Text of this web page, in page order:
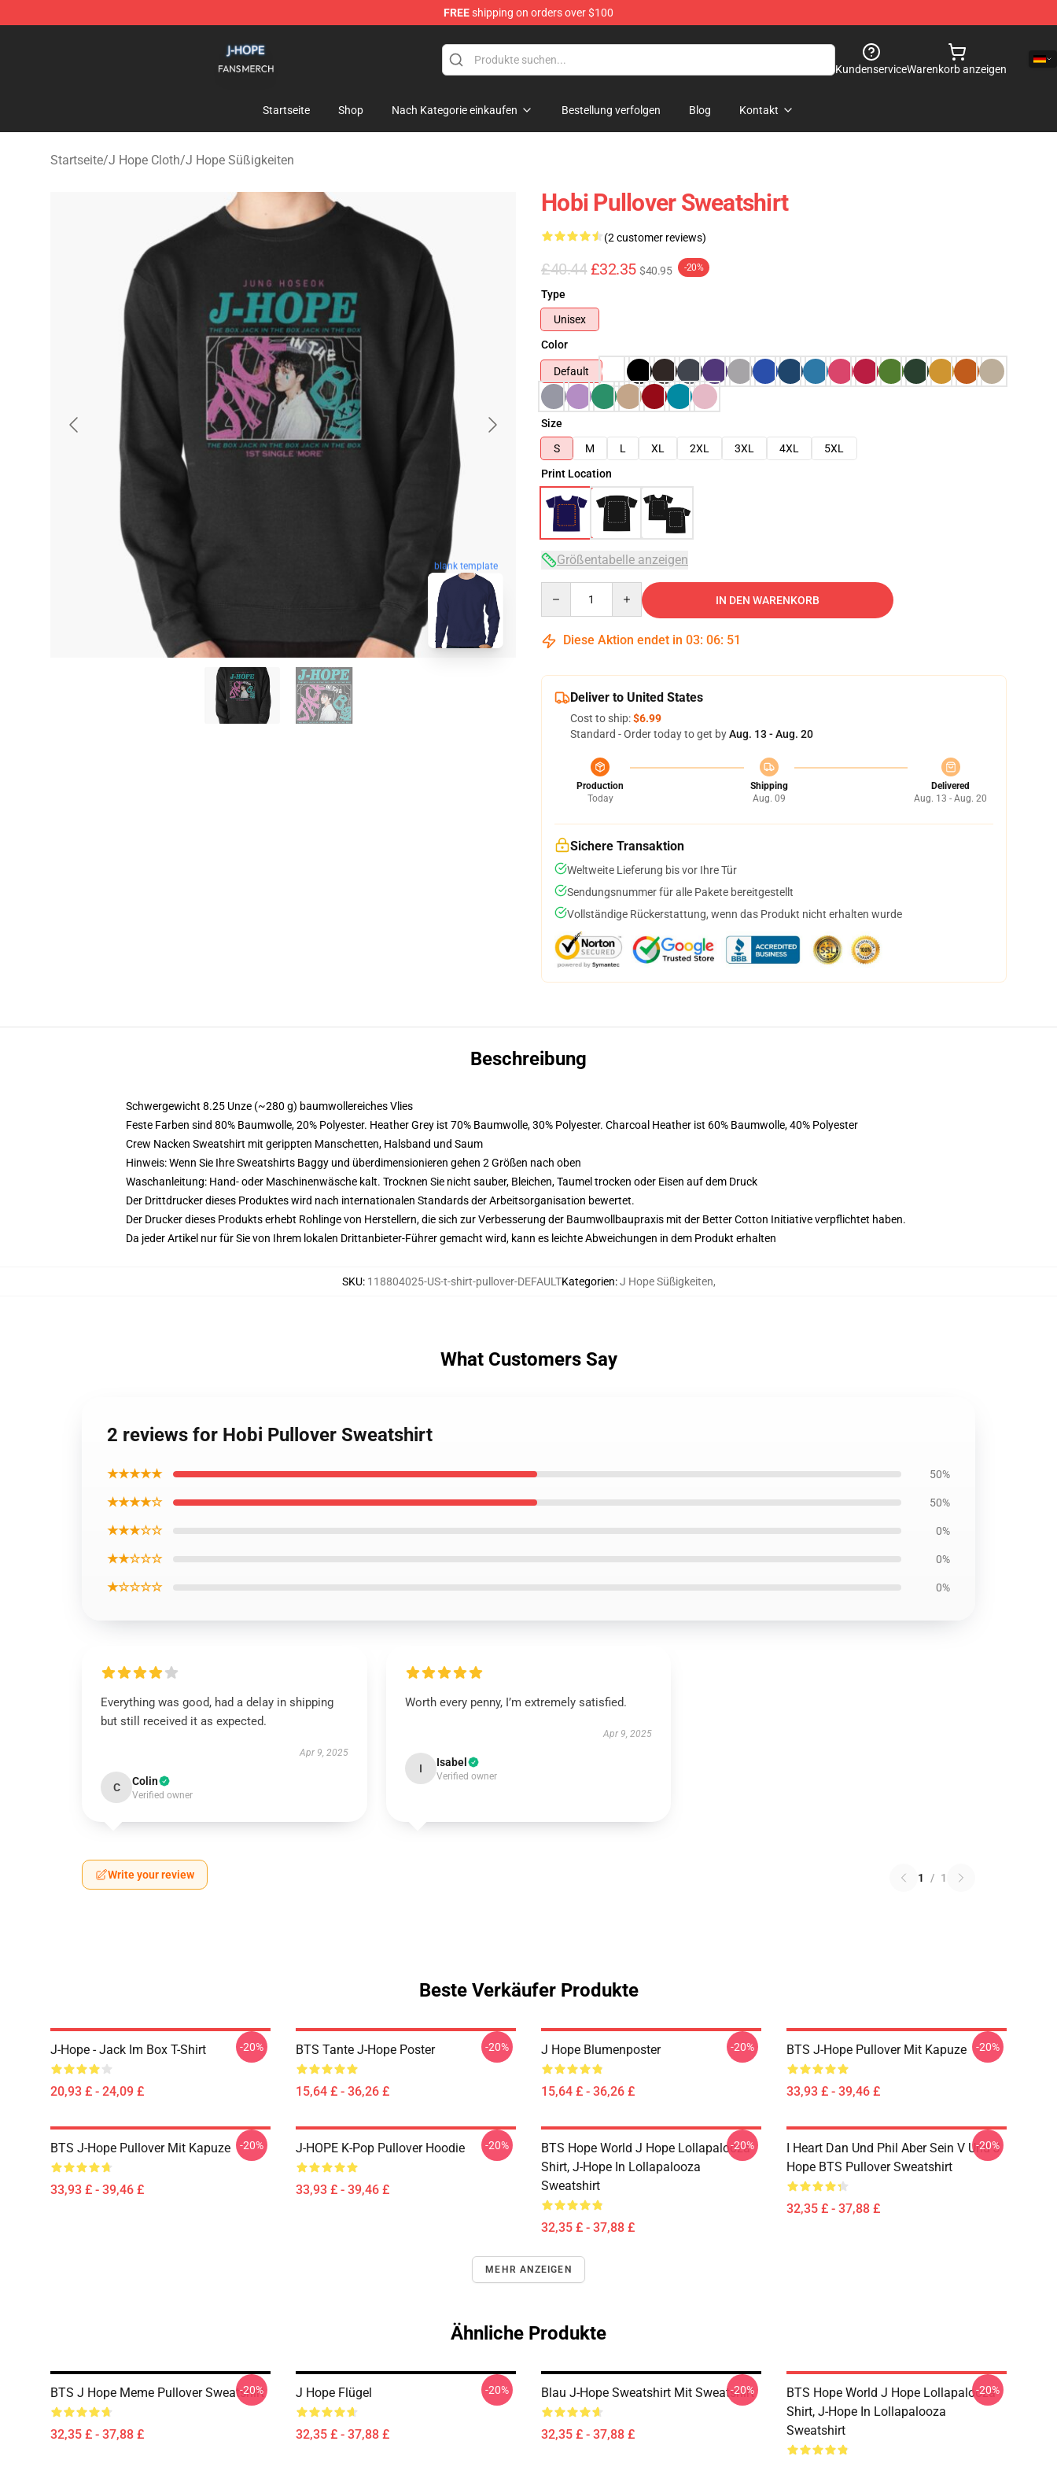
FREEshipping on orders over $100
KundenserviceWarenkorb anzeigen
Startseite Shop Nach Kategorie einkaufen Bestellung verfolgen Blog Kontakt
Startseite/J Hope Cloth/J Hope Süßigkeiten
blank template
Hobi Pullover Sweatshirt
(2 customer reviews)
£40.44 £32.35 $40.95 -20%
Type
Unisex
Color
Default
Size
S
M L XL 2XL 3XL 4XL
5XL
Print Location
Größentabelle anzeigen
IN DEN WARENKORB
Diese Aktion endet in 03: 06: 50
Deliver to United States
Cost to ship:$6.99
Standard - Order today to get byAug. 13 - Aug. 20
Production
Today
Shipping
Aug. 09
Delivered
Aug. 13 - Aug. 20
Sichere Transaktion
Weltweite Lieferung bis vor Ihre Tür
Sendungsnummer für alle Pakete bereitgestellt
Vollständige Rückerstattung, wenn das Produkt nicht erhalten wurde
Beschreibung
Schwergewicht 8.25 Unze (~280 g) baumwollereiches Vlies
Feste Farben sind 80% Baumwolle, 20% Polyester. Heather Grey ist 70% Baumwolle, 30% Polyester. Charcoal Heather ist 60% Baumwolle, 40% Polyester
Crew Nacken Sweatshirt mit gerippten Manschetten, Halsband und Saum
Hinweis: Wenn Sie Ihre Sweatshirts Baggy und überdimensionieren gehen 2 Größen nach oben
Waschanleitung: Hand- oder Maschinenwäsche kalt. Trocknen Sie nicht sauber, Bleichen, Taumel trocken oder Eisen auf dem Druck
Der Drittdrucker dieses Produktes wird nach internationalen Standards der Arbeitsorganisation bewertet.
Der Drucker dieses Produkts erhebt Rohlinge von Herstellern, die sich zur Verbesserung der Baumwollbaupraxis mit der Better Cotton Initiative verpflichtet haben.
Da jeder Artikel nur für Sie von Ihrem lokalen Drittanbieter-Führer gemacht wird, kann es leichte Abweichungen in dem Produkt erhalten
SKU: 118804025-US-t-shirt-pullover-DEFAULTKategorien:J Hope Süßigkeiten,
What Customers Say
2 reviews for Hobi Pullover Sweatshirt
★★★★★ 50%
★★★★☆ 50%
★★★☆☆ 0%
★★☆☆☆ 0%
★☆☆☆☆ 0%
Everything was good, had a delay in shipping
but still received it as expected.
Apr 9, 2025
C Colin
Verified owner
Worth every penny, I’m extremely satisfied.
Apr 9, 2025
I Isabel
Verified owner
Write your review 1 / 1
Beste Verkäufer Produkte
J-Hope - Jack Im Box T-Shirt
20,93 £ - 24,09 £
-20% BTS Tante J-Hope Poster
15,64 £ - 36,26 £
-20% J Hope Blumenposter
15,64 £ - 36,26 £
-20% BTS J-Hope Pullover Mit Kapuze
33,93 £ - 39,46 £
-20%
BTS J-Hope Pullover Mit Kapuze
33,93 £ - 39,46 £
-20% J-HOPE K-Pop Pullover Hoodie
33,93 £ - 39,46 £
-20%
BTS Hope World J Hope Lollapalooza
Shirt, J-Hope In Lollapalooza
Sweatshirt
32,35 £ - 37,88 £
-20%
I Heart Dan Und Phil Aber Sein V Und J
Hope BTS Pullover Sweatshirt
32,35 £ - 37,88 £
-20%
MEHR ANZEIGEN
Ähnliche Produkte
BTS J Hope Meme Pullover Sweatshirt
32,35 £ - 37,88 £
-20% J Hope Flügel
32,35 £ - 37,88 £
-20% Blau J-Hope Sweatshirt Mit Sweatshirt
32,35 £ - 37,88 £
-20%
BTS Hope World J Hope Lollapalooza
Shirt, J-Hope In Lollapalooza
Sweatshirt
-20%